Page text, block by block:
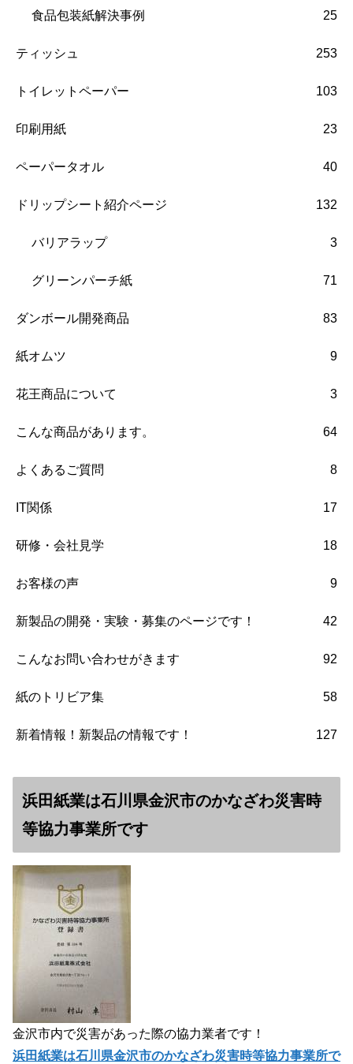
食品包装紙解決事例 25
ティッシュ 253
トイレットペーパー 103
印刷用紙 23
ペーパータオル 40
ドリップシート紹介ページ 132
バリアラップ 3
グリーンパーチ紙 71
ダンボール開発商品 83
紙オムツ 9
花王商品について 3
こんな商品があります。 64
よくあるご質問 8
IT関係 17
研修・会社見学 18
お客様の声 9
新製品の開発・実験・募集のページです！ 42
こんなお問い合わせがきます 92
紙のトリビア集 58
新着情報！新製品の情報です！ 127
浜田紙業は石川県金沢市のかなざわ災害時
等協力事業所です
金沢市内で災害があった際の協力業者です！
浜田紙業は石川県金沢市のかなざわ災害時等協力事業所で